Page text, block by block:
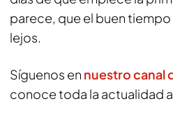
parece, que el buen
lejos.
Síguenos en nuestro canal
conoce toda la actualidad